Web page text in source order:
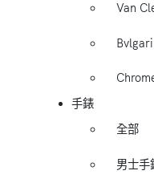
Van
Bvlgari
手錶
全部
男士手